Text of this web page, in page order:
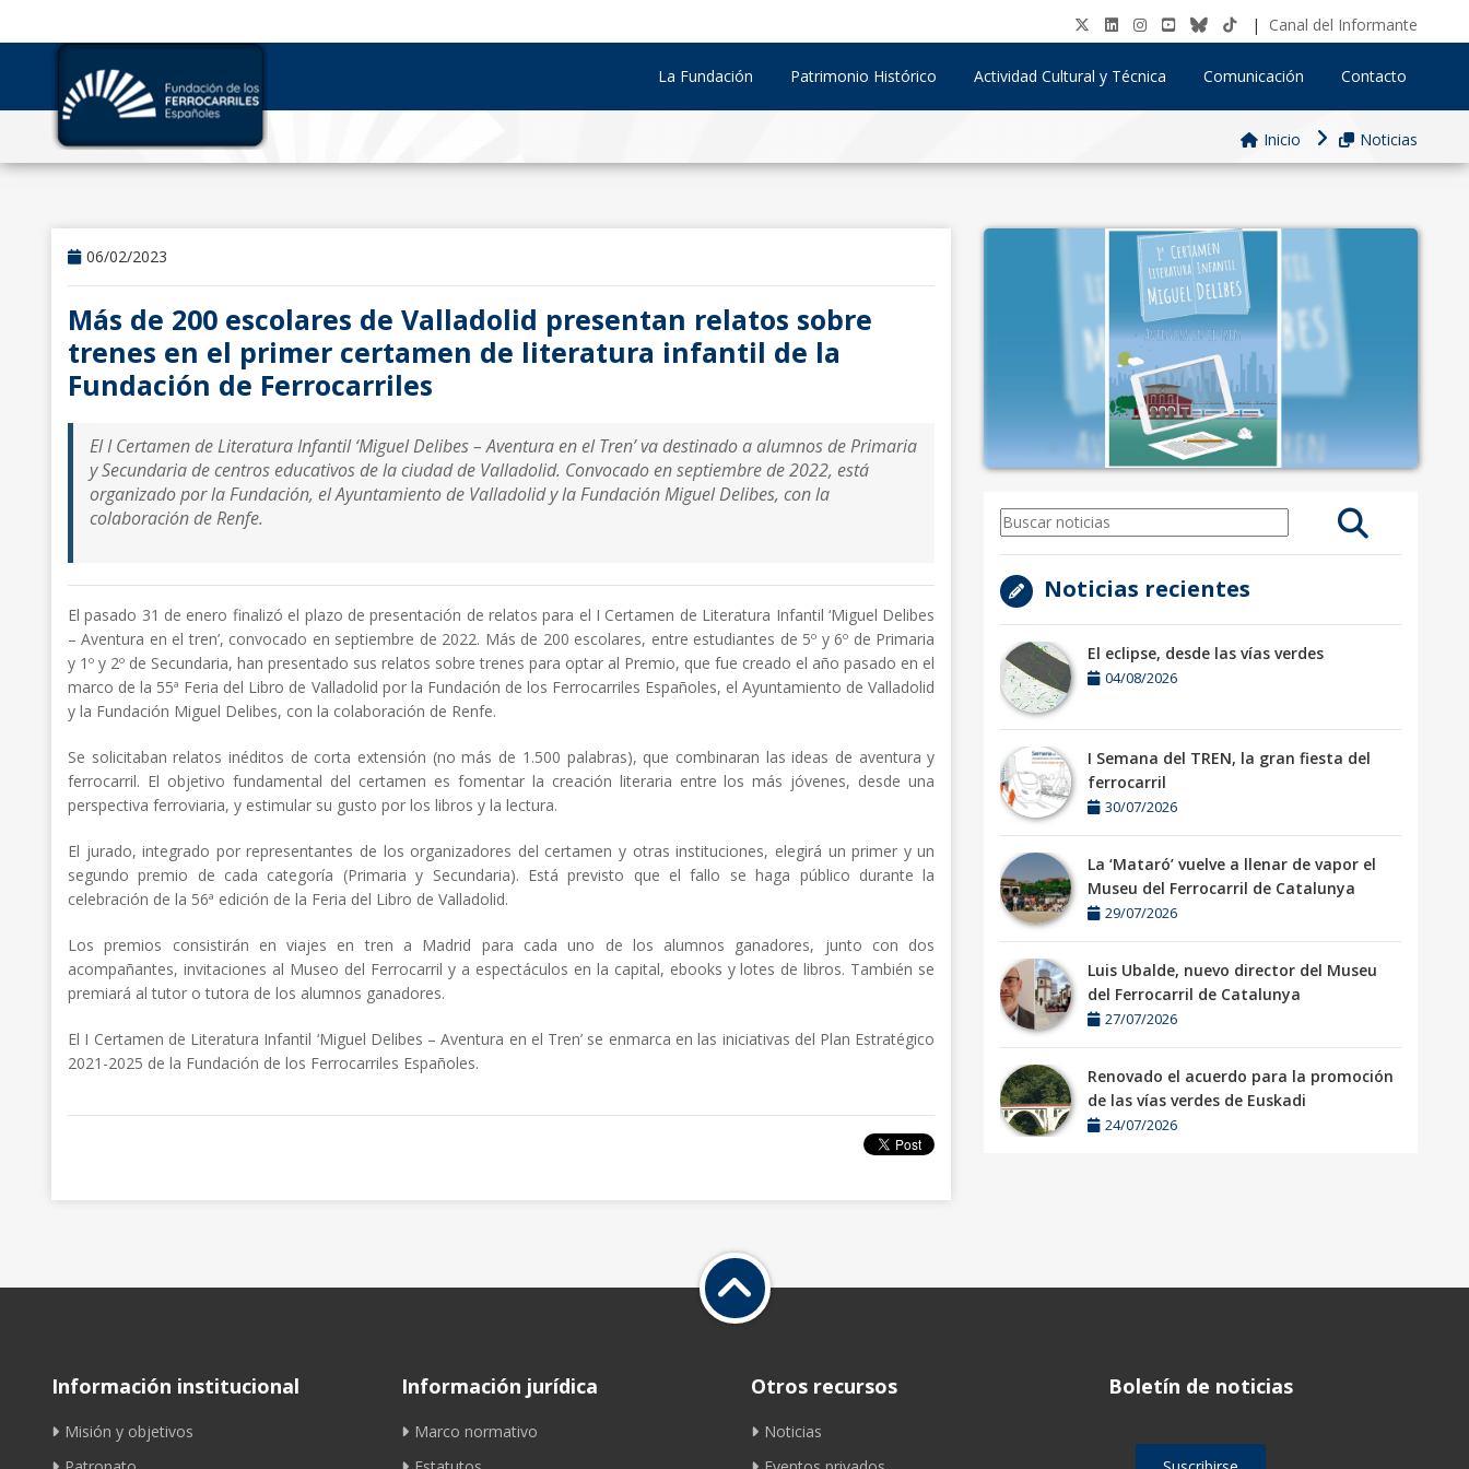
| Canal del Informante
La Fundación Patrimonio Histórico Actividad Cultural y Técnica Comunicación Contacto
Inicio Noticias
06/02/2023
Más de 200 escolares de Valladolid presentan relatos sobre
trenes en el primer certamen de literatura infantil de la
Fundación de Ferrocarriles
El I Certamen de Literatura Infantil ‘Miguel Delibes – Aventura en el Tren’ va destinado a alumnos de Primaria
y Secundaria de centros educativos de la ciudad de Valladolid. Convocado en septiembre de 2022, está
organizado por la Fundación, el Ayuntamiento de Valladolid y la Fundación Miguel Delibes, con la
colaboración de Renfe.
El pasado 31 de enero finalizó el plazo de presentación de relatos para el I Certamen de Literatura Infantil ‘Miguel Delibes
– Aventura en el tren’, convocado en septiembre de 2022. Más de 200 escolares, entre estudiantes de 5º y 6º de Primaria
y 1º y 2º de Secundaria, han presentado sus relatos sobre trenes para optar al Premio, que fue creado el año pasado en el
marco de la 55ª Feria del Libro de Valladolid por la Fundación de los Ferrocarriles Españoles, el Ayuntamiento de Valladolid
y la Fundación Miguel Delibes, con la colaboración de Renfe.
Se solicitaban relatos inéditos de corta extensión (no más de 1.500 palabras), que combinaran las ideas de aventura y
ferrocarril. El objetivo fundamental del certamen es fomentar la creación literaria entre los más jóvenes, desde una
perspectiva ferroviaria, y estimular su gusto por los libros y la lectura.
El jurado, integrado por representantes de los organizadores del certamen y otras instituciones, elegirá un primer y un
segundo premio de cada categoría (Primaria y Secundaria). Está previsto que el fallo se haga público durante la
celebración de la 56ª edición de la Feria del Libro de Valladolid.
Los premios consistirán en viajes en tren a Madrid para cada uno de los alumnos ganadores, junto con dos
acompañantes, invitaciones al Museo del Ferrocarril y a espectáculos en la capital, ebooks y lotes de libros. También se
premiará al tutor o tutora de los alumnos ganadores.
El I Certamen de Literatura Infantil ‘Miguel Delibes – Aventura en el Tren’ se enmarca en las iniciativas del Plan Estratégico
2021-2025 de la Fundación de los Ferrocarriles Españoles.
Noticias recientes
El eclipse, desde las vías verdes
04/08/2026
I Semana del TREN, la gran fiesta del
ferrocarril
30/07/2026
La ‘Mataró’ vuelve a llenar de vapor el
Museu del Ferrocarril de Catalunya
29/07/2026
Luis Ubalde, nuevo director del Museu
del Ferrocarril de Catalunya
27/07/2026
Renovado el acuerdo para la promoción
de las vías verdes de Euskadi
24/07/2026
Información institucional
Misión y objetivos
Información jurídica
Marco normativo
Otros recursos
Noticias
Boletín de noticias